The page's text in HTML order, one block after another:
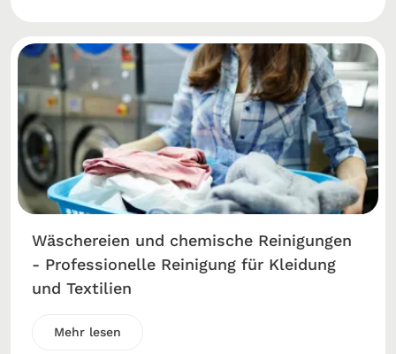
Wäschereien und chemische Reinigungen
- Professionelle Reinigung für Kleidung
und Textilien
Mehr lesen